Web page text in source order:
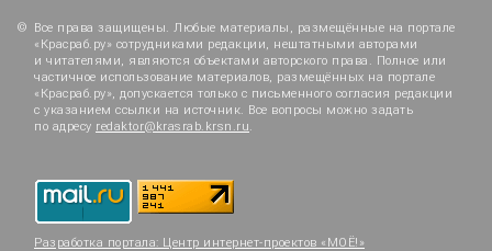
Все права защищены. Любые материалы, размещённые на портале
«Красраб.ру» сотрудниками редакции, нештатными авторами
и читателями, являются объектами авторского права. Полное или
частичное использование материалов, размещённых на портале
«Красраб.ру», допускается только с письменного согласия редакции
с указанием ссылки на источник. Все вопросы можно задать
по адресу redaktor@krasrab.krsn.ru.
Разработка портала: Центр интернет-проектов «МОЁ!»